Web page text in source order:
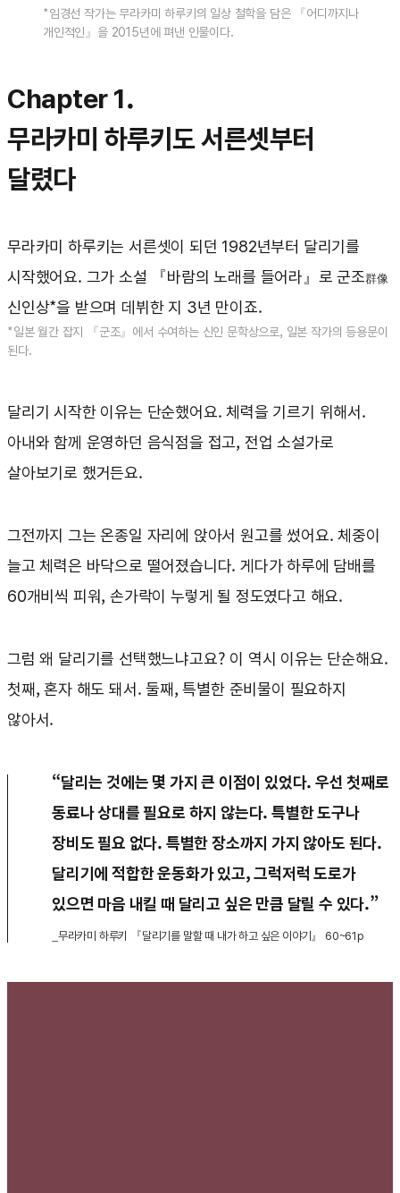
*임경선 작가는 무라카미 하루키의 일상 철학을 담은 『어디까지나
개인적인』을 2015년에 펴낸 인물이다.
Chapter 1.
무라카미 하루키도 서른셋부터
달렸다
무라카미 하루키는 서른셋이 되던 1982년부터 달리기를
시작했어요. 그가 소설 『바람의 노래를 들어라』로 군조群像
신인상*을 받으며 데뷔한 지 3년 만이죠.
*일본 월간 잡지 『군조』에서 수여하는 신인 문학상으로, 일본 작가의 등용문이
된다.
달리기 시작한 이유는 단순했어요. 체력을 기르기 위해서.
아내와 함께 운영하던 음식점을 접고, 전업 소설가로
살아보기로 했거든요.
그전까지 그는 온종일 자리에 앉아서 원고를 썼어요. 체중이
늘고 체력은 바닥으로 떨어졌습니다. 게다가 하루에 담배를
60개비씩 피워, 손가락이 누렇게 될 정도였다고 해요.
그럼 왜 달리기를 선택했느냐고요? 이 역시 이유는 단순해요.
첫째, 혼자 해도 돼서. 둘째, 특별한 준비물이 필요하지
않아서.
“달리는 것에는 몇 가지 큰 이점이 있었다. 우선 첫째로
동료나 상대를 필요로 하지 않는다. 특별한 도구나
장비도 필요 없다. 특별한 장소까지 가지 않아도 된다.
달리기에 적합한 운동화가 있고, 그럭저럭 도로가
있으면 마음 내킬 때 달리고 싶은 만큼 달릴 수 있다.”
_무라카미 하루키 『달리기를 말할 때 내가 하고 싶은 이야기』 60~61p